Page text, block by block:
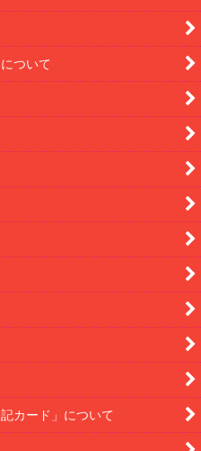
ついて
カード」について